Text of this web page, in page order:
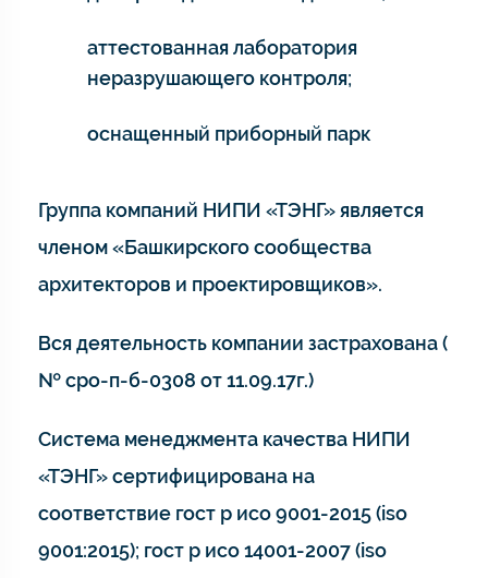
аттестованная лаборатория
неразрушающего контроля;
оснащенный приборный парк
Группа компаний НИПИ «ТЭНГ» является
членом «Башкирского сообщества
архитекторов и проектировщиков».
Вся деятельность компании застрахована (
№ сро-п-б-0308 от 11.09.17г.)
Система менеджмента качества НИПИ
«ТЭНГ» сертифицирована на
соответствие гост р исо 9001-2015 (iso
9001:2015); гост р исо 14001-2007 (iso